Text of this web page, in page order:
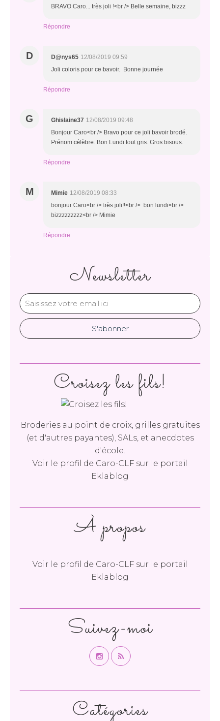
BRAVO Caro... très joli !<br /> Belle semaine, bizzz
Répondre
D D@nys65 12/08/2019 09:59
Joli coloris pour ce bavoir. Bonne journée
Répondre
G Ghislaine37 12/08/2019 09:48
Bonjour Caro<br /> Bravo pour ce joli bavoir brodé.
Prénom célèbre. Bon Lundi tout gris. Gros bisous.
Répondre
M Mimie 12/08/2019 08:33
bonjour Caro<br /> très joli!!<br /> bon lundi<br />
bizzzzzzzzz<br /> Mimie
Répondre
Newsletter
Catégories
Croisez les fils!
Broderies au point de croix, grilles gratuites
(et d'autres payantes), SALs, et anecdotes
d'école.
Voir le profil de Caro-CLFsur le portail
Eklablog
Suivez-moi
À propos
Voir le profil de Caro-CLFsur le portail
Eklablog